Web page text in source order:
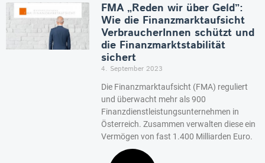
FMA „Reden wir über Geld”:
Wie die Finanzmarktaufsicht
VerbraucherInnen schützt und
die Finanzmarktstabilität
sichert
4. September 2023
Die Finanzmarktaufsicht (FMA) reguliert
und überwacht mehr als 900
Finanzdienstleistungsunternehmen in
Österreich. Zusammen verwalten diese ein
Vermögen von fast 1.400 Milliarden Euro.